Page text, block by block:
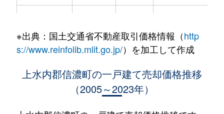
※出典：国土交通省不動産取引価格情報（http
s://www.reinfolib.mlit.go.jp/）を加工して作成
上水内郡信濃町の一戸建て売却価格推移
（2005～2023年）